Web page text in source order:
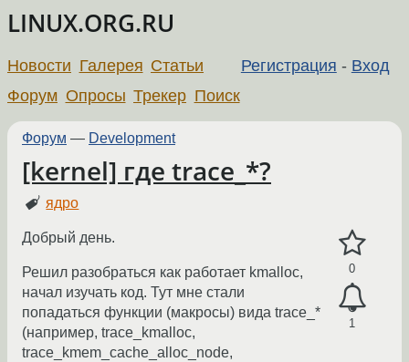
LINUX.ORG.RU
Регистрация - Вход
Новости Галерея Статьи
Форум Опросы Трекер Поиск
Форум — Development
[kernel] где trace_*?
ядро
0
1
Добрый день.
Решил разобраться как работает kmalloc,
начал изучать код. Тут мне стали
попадаться функции (макросы) вида trace_*
(например, trace_kmalloc,
trace_kmem_cache_alloc_node,